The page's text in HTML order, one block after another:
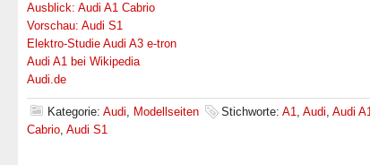
Ausblick: Audi A1 Cabrio
Vorschau: Audi S1
Elektro-Studie Audi A3 e-tron
Audi A1 bei Wikipedia
Audi.de
Kategorie: Audi, Modellseiten Stichworte: A1, Audi, Audi
Cabrio, Audi S1